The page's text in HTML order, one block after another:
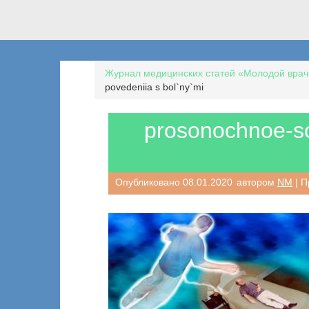
Журнал медицинских статей «Молодой
povedeniia s bol`ny`mi
prosonochnoe-
Опубликовано 08.01.2020 автором NM |